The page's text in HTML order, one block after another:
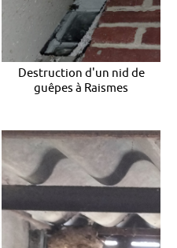
Destruction d'un nid de
guêpes à Raismes